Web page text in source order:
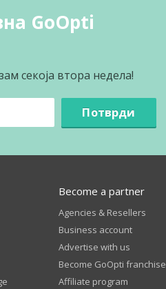
GoOpti
секоја втора недела!
Потврди
Become a partner
Agencies & Resellers
Business account
Advertise with us
Become GoOpti franchise
Affiliate program